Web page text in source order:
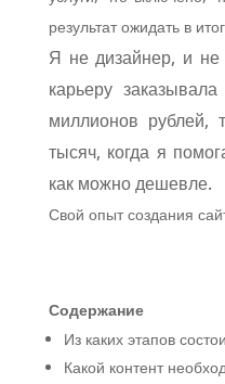
результат ожидать в
Я не дизайнер, и
карьеру
миллионов рублей,
тысяч, когда я
как можно дешевле.
Свой опыт создания
Содержание
Из каких этапов
Какой контент